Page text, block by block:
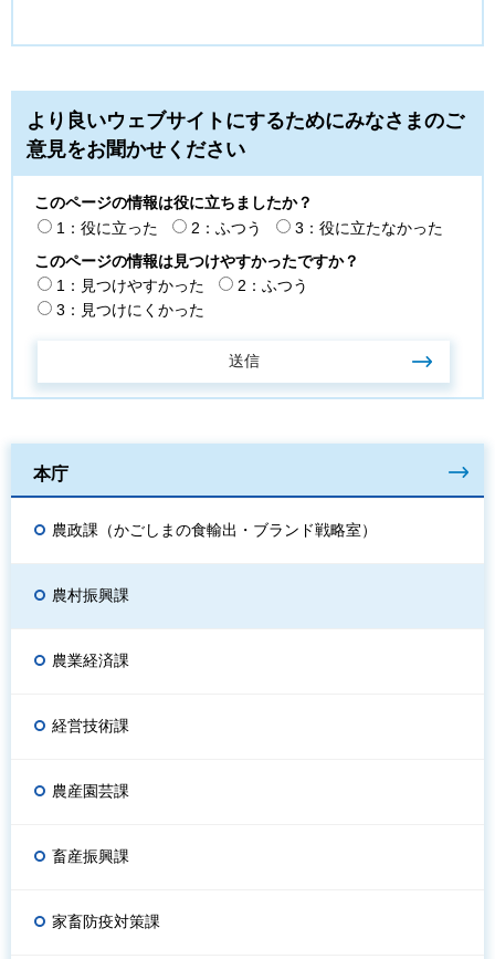
より良いウェブサイトにするためにみなさまのご
意見をお聞かせください
このページの情報は役に立ちましたか？
1：役に立った
2：ふつう
3：役に立たなかった
このページの情報は見つけやすかったですか？
1：見つけやすかった
2：ふつう
3：見つけにくかった
本庁
農政課（かごしまの食輸出・ブランド戦略室）
農村振興課
農業経済課
経営技術課
農産園芸課
畜産振興課
家畜防疫対策課